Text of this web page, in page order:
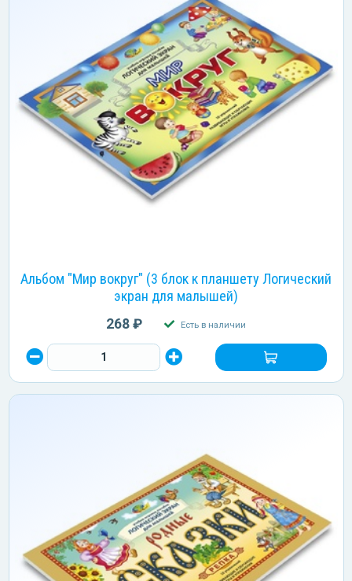
Альбом "Мир вокруг" (3 блок к планшету Логический
экран для малышей)
268 ₽ Есть в наличии